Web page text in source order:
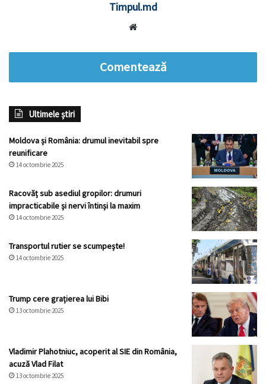
Timpul.md
Comentează
Ultimele știri
Moldova și România: drumul inevitabil spre
reunificare
14 octombrie 2025
Racovăț sub asediul gropilor: drumuri
impracticabile și nervi întinși la maxim
14 octombrie 2025
Transportul rutier se scumpește!
14 octombrie 2025
Trump cere grațierea lui Bibi
13 octombrie 2025
Vladimir Plahotniuc, acoperit al SIE din România,
acuză Vlad Filat
13 octombrie 2025